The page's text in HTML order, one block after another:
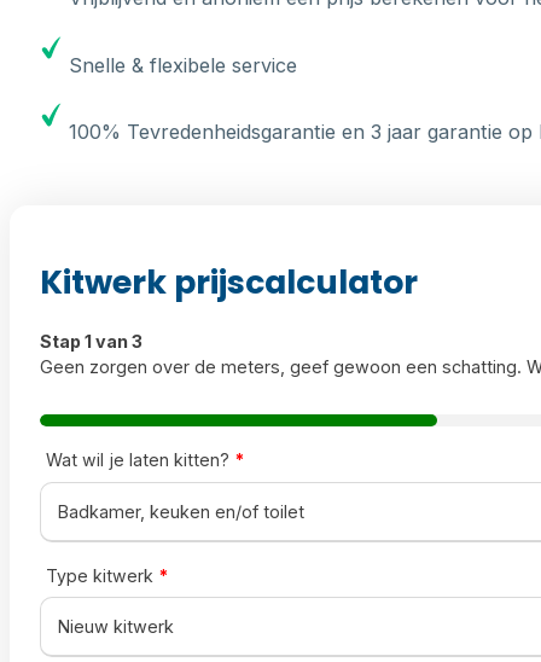
Snelle & flexibele service
100% Tevredenheidsgarantie en 3 jaar garantie
Kitwerk prijscalculator
Stap 1 van 3
Geen zorgen over de meters, geef gewoon een schatting.
Wat wil je laten kitten? *
Type kitwerk *